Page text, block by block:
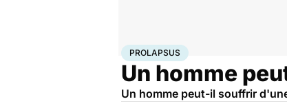
Accueil SantéProlapsus
PROLAPSUS
Un homme
Un homme peut-il souffrir